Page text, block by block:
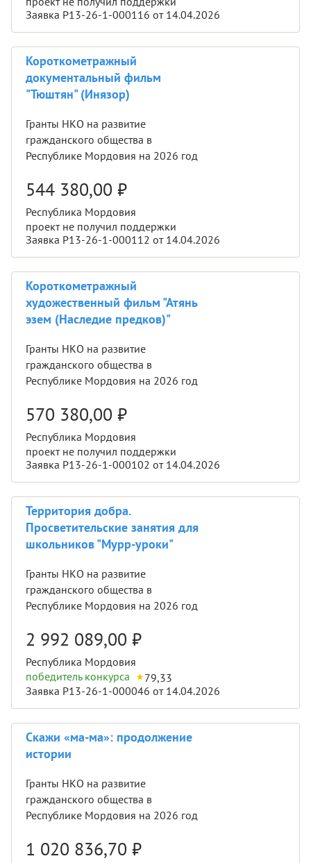
Заявка Р13-26-1-000116 от 14.04.2026
Короткометражный
документальный фильм
"Тюштян" (Инязор)
Гранты НКО на развитие
гражданского общества в
Республике Мордовия на 2026 год
544 380,00 ₽
Республика Мордовия
проект не получил поддержки
Заявка Р13-26-1-000112 от 14.04.2026
Короткометражный
художественный фильм "Атянь
эзем (Наследие предков)"
Гранты НКО на развитие
гражданского общества в
Республике Мордовия на 2026 год
570 380,00 ₽
Республика Мордовия
проект не получил поддержки
Заявка Р13-26-1-000102 от 14.04.2026
Территория добра.
Просветительские занятия для
школьников "Мурр-уроки"
Гранты НКО на развитие
гражданского общества в
Республике Мордовия на 2026 год
2 992 089,00 ₽
Республика Мордовия
победитель конкурса
79,33
Заявка Р13-26-1-000046 от 14.04.2026
Скажи «ма-ма»: продолжение
истории
Гранты НКО на развитие
гражданского общества в
Республике Мордовия на 2026 год
1 020 836,70 ₽